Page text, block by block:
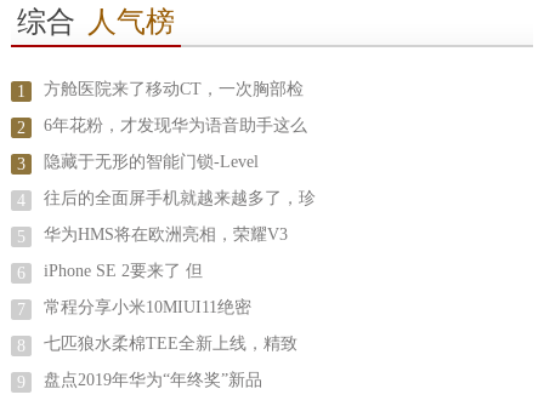
综合 人气榜
1 方舱医院来了移动CT，一次胸部检
2 6年花粉，才发现华为语音助手这么
3 隐藏于无形的智能门锁-Level
4 往后的全面屏手机就越来越多了，珍
5 华为HMS将在欧洲亮相，荣耀V3
6 iPhone SE 2要来了 但
7 常程分享小米10MIUI11绝密
8 七匹狼水柔棉TEE全新上线，精致
9 盘点2019年华为“年终奖”新品